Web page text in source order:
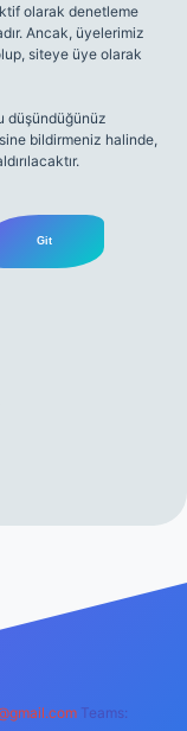
olarak denetleme
Ancak, üyelerimiz
siteye üye olarak
düşündüğünüz
bildirmeniz halinde,
Teams: